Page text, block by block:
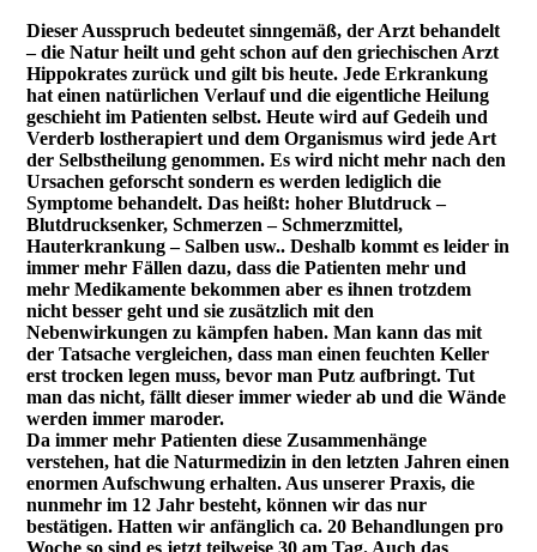
Dieser Ausspruch bedeutet sinngemäß, der Arzt behandelt
– die Natur heilt und geht schon auf den griechischen Arzt
Hippokrates zurück und gilt bis heute. Jede Erkrankung
hat einen natürlichen Verlauf und die eigentliche Heilung
geschieht im Patienten selbst. Heute wird auf Gedeih und
Verderb lostherapiert und dem Organismus wird jede Art
der Selbstheilung genommen. Es wird nicht mehr nach den
Ursachen geforscht sondern es werden lediglich die
Symptome behandelt. Das heißt: hoher Blutdruck –
Blutdrucksenker, Schmerzen – Schmerzmittel,
Hauterkrankung – Salben usw.. Deshalb kommt es leider in
immer mehr Fällen dazu, dass die Patienten mehr und
mehr Medikamente bekommen aber es ihnen trotzdem
nicht besser geht und sie zusätzlich mit den
Nebenwirkungen zu kämpfen haben. Man kann das mit
der Tatsache vergleichen, dass man einen feuchten Keller
erst trocken legen muss, bevor man Putz aufbringt. Tut
man das nicht, fällt dieser immer wieder ab und die Wände
werden immer maroder.
Da immer mehr Patienten diese Zusammenhänge
verstehen, hat die Naturmedizin in den letzten Jahren einen
enormen Aufschwung erhalten. Aus unserer Praxis, die
nunmehr im 12 Jahr besteht, können wir das nur
bestätigen. Hatten wir anfänglich ca. 20 Behandlungen pro
Woche so sind es jetzt teilweise 30 am Tag. Auch das